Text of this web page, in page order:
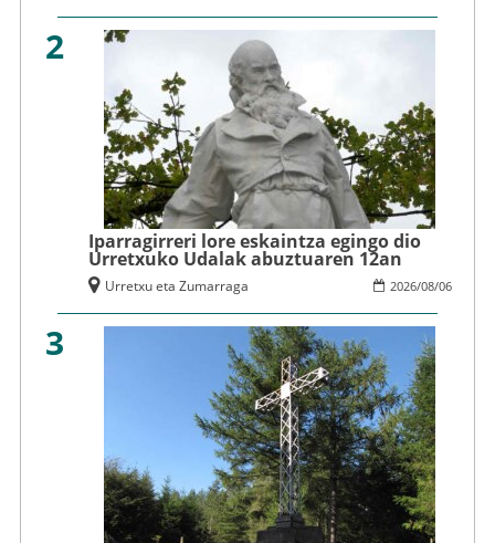
2
Iparragirreri lore eskaintza egingo dio
Urretxuko Udalak abuztuaren 12an
2026/08/06
Urretxu eta Zumarraga
3